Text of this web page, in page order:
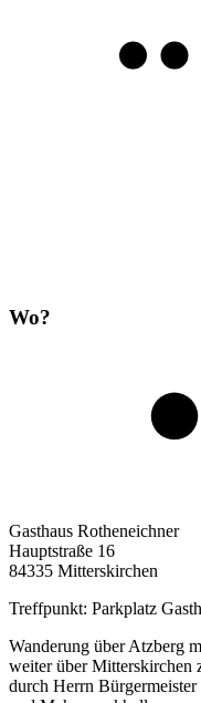
Wo?
Gasthaus Rotheneichner
Hauptstraße 16
84335 Mitterskirchen
Treffpunkt: Parkplatz
Wanderung über Atzberg
weiter über Mitterskirchen
durch Herrn